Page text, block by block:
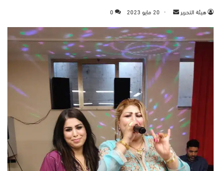
هيئة التحرير
س
ل
د
ا
ل
ك
ت
ر
20 مايو 2023 0